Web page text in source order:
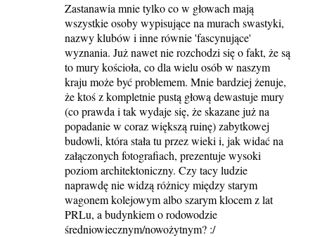
Zastanawia mnie tylko co w głowach mają
wszystkie osoby wypisujące na murach swastyki,
nazwy klubów i inne równie 'fascynujące'
wyznania. Już nawet nie rozchodzi się o fakt, że są
to mury kościoła, co dla wielu osób w naszym
kraju może być problemem. Mnie bardziej żenuje,
że ktoś z kompletnie pustą głową dewastuje mury
(co prawda i tak wydaje się, że skazane już na
popadanie w coraz większą ruinę) zabytkowej
budowli, która stała tu przez wieki i, jak widać na
załączonych fotografiach, prezentuje wysoki
poziom architektoniczny. Czy tacy ludzie
naprawdę nie widzą różnicy między starym
wagonem kolejowym albo szarym klocem z lat
PRLu, a budynkiem o rodowodzie
średniowiecznym/nowożytnym? :/